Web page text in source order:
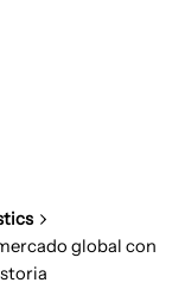
global con